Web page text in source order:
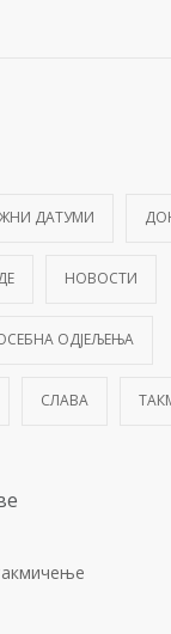
ДАТУМИ
НОВОСТИ
ОДЈЕЉЕЊА
СЛАВА